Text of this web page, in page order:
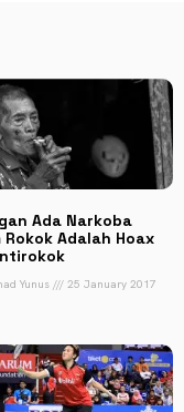
Ada Narkoba
Rokok Adalah Hoax
Yunus 25 January 2017